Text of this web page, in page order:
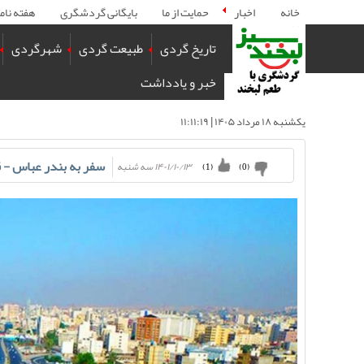
خانه اخبار حمایت از ما بایگانی گردشگری هفته
تاریخ گردی طبیعت گردی
شهرگردی
خبر و یادداشت
يكشنبه ۱۸ مرداد ۱۴۰۵ | ۱۱:۱۱:۱۹
۱۴۰۱/۱۰/۱۳ سه شنبه (
1
) (
0
) سفر به بندر عباس